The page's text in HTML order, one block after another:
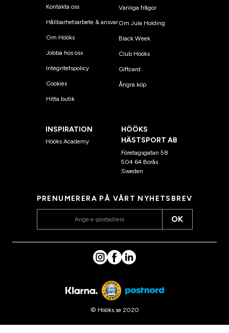
Kontakta oss
Hållbarhetsarbete & ansvar
Om Hööks
Jobba hos oss
Integritetspolicy
Cookies
Hitta butik
Vanliga frågor
Om Jula Holding
Black Week
Club Hööks
Giftcard
Ångra köp
INSPIRATION
Hööks Academy
HÖÖKS
HÄSTSPORT AB
Företagsgatan 58
504 64 Borås
Sweden
PRENUMERERA PÅ VÅRT NYHETSBREV
OK
© Hööks.se 2020